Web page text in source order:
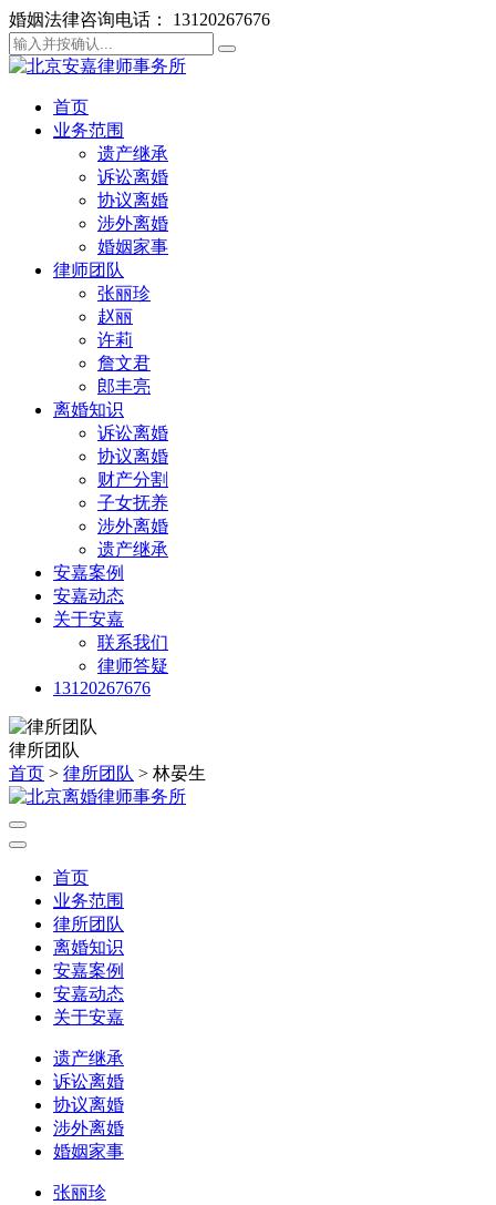
婚姻法律咨询电话： 13120267676
首页
业务范围
遗产继承
诉讼离婚
协议离婚
涉外离婚
婚姻家事
律师团队
张丽珍
赵丽
许莉
詹文君
郎丰亮
离婚知识
诉讼离婚
协议离婚
财产分割
子女抚养
涉外离婚
遗产继承
安嘉案例
安嘉动态
关于安嘉
联系我们
律师答疑
13120267676
律所团队
首页 > 律所团队 > 林晏生
首页
业务范围
律所团队
离婚知识
安嘉案例
安嘉动态
关于安嘉
遗产继承
诉讼离婚
协议离婚
涉外离婚
婚姻家事
张丽珍